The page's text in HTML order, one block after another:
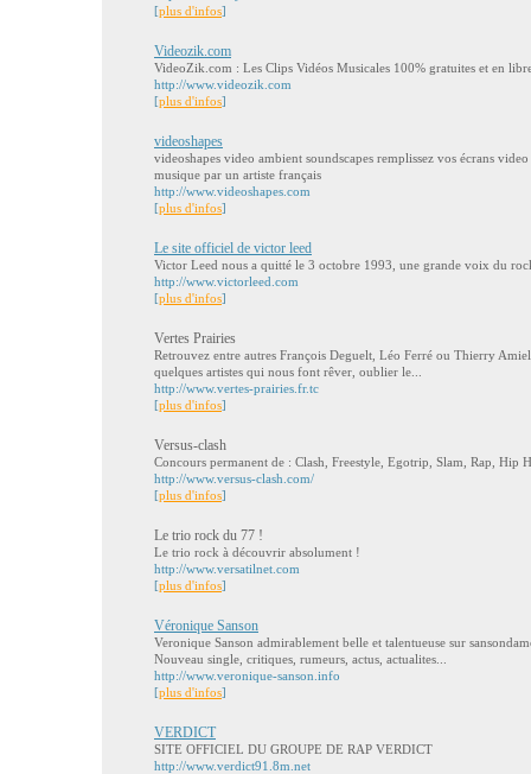
[plus d'infos]
Videozik.com
VideoZik.com : Les Clips Vidéos Musicales 100% gratuites et en
http://www.videozik.com
[plus d'infos]
videoshapes
videoshapes video ambient soundscapes remplissez vos écrans
musique par un artiste français
http://www.videoshapes.com
[plus d'infos]
Le site officiel de victor leed
Victor Leed nous a quitté le 3 octobre 1993, une grande voix du
http://www.victorleed.com
[plus d'infos]
Vertes Prairies
Retrouvez entre autres François Deguelt, Léo Ferré ou Thierry
quelques artistes qui nous font rêver, oublier le...
http://www.vertes-prairies.fr.tc
[plus d'infos]
Versus-clash
Concours permanent de : Clash, Freestyle, Egotrip, Slam, Rap, Hip
http://www.versus-clash.com/
[plus d'infos]
Le trio rock du 77 !
Le trio rock à découvrir absolument !
http://www.versatilnet.com
[plus d'infos]
Véronique Sanson
Veronique Sanson admirablement belle et talentueuse sur
Nouveau single, critiques, rumeurs, actus, actualites...
http://www.veronique-sanson.info
[plus d'infos]
VERDICT
SITE OFFICIEL DU GROUPE DE RAP VERDICT
http://www.verdict91.8m.net